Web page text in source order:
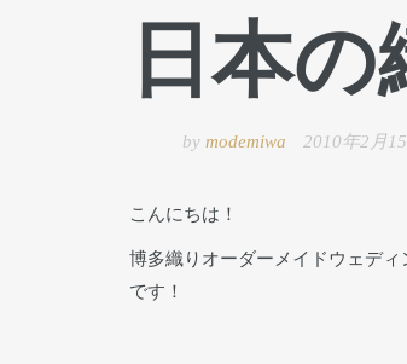
日本
by modemiwa 2010年2月
こんにちは！
博多織りオーダーメイドウェデ
です！